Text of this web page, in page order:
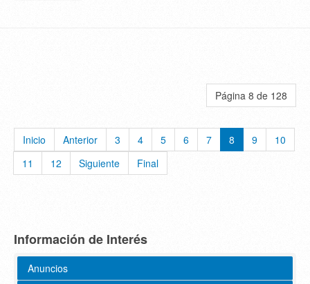
Página 8 de 128
Inicio Anterior 3 4 5 6 7 8 9
10
11
12 Siguiente Final
Información de Interés
Anuncios